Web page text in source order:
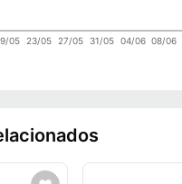
05 23/05 27/05 31/05 04/06 08/06